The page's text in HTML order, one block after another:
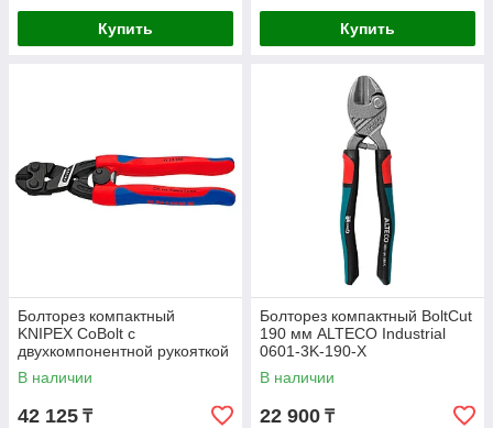
Купить Купить
Болторез компактный
KNIPEX CoBolt с
двухкомпонентной рукояткой
200мм 7112200
В наличии
42 125 ₸
Болторез компактный BoltCut
190 мм ALTECO Industrial
0601-3K-190-X
В наличии
22 900 ₸